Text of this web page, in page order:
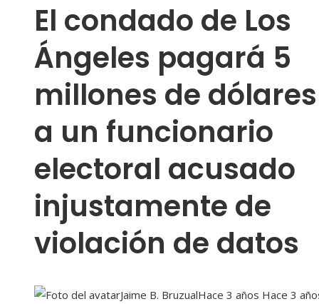
El condado de Los
Ángeles pagará 5
millones de dólares
a un funcionario
electoral acusado
injustamente de
violación de datos
Jaime B. BruzualHace 3 años Hace 3